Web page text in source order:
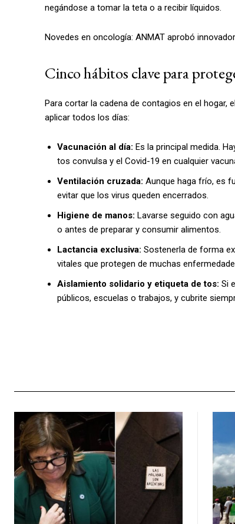
negándose a tomar la teta o a recibir líquidos.
Novedes en oncología: ANMAT aprobó
Cinco hábitos clave para
Para cortar la cadena de contagios en el hogar,
aplicar todos los días:
Vacunación al día: Es la principal medida.
tos convulsa y el Covid-19 en cualquier
Ventilación cruzada: Aunque haga frío, es
evitar que los virus queden encerrados.
Higiene de manos: Lavarse seguido con
o antes de preparar y consumir alimentos.
Lactancia exclusiva: Sostenerla de forma
vitales que protegen de muchas
Aislamiento solidario y etiqueta de tos: Si
públicos, escuelas o trabajos, y cubrite